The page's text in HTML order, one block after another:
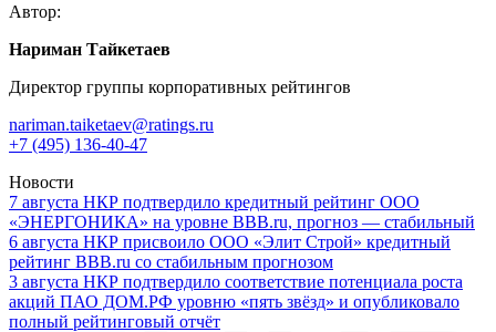
Автор:
Нариман Тайкетаев
Директор группы корпоративных рейтингов
nariman.taiketaev@ratings.ru
+7 (495) 136-40-47
Новости
7 августа НКР подтвердило кредитный рейтинг ООО
«ЭНЕРГОНИКА» на уровне BBB.ru, прогноз — стабильный
6 августа НКР присвоило ООО «Элит Строй» кредитный
рейтинг BBB.ru со стабильным прогнозом
3 августа НКР подтвердило соответствие потенциала роста
акций ПАО ДОМ.РФ уровню «пять звёзд» и опубликовало
полный рейтинговый отчёт